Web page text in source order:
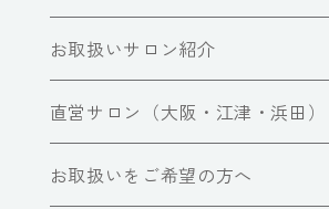
お取扱いサロン紹介
直営サロン（大阪・江津・浜田）
お取扱いをご希望の方へ